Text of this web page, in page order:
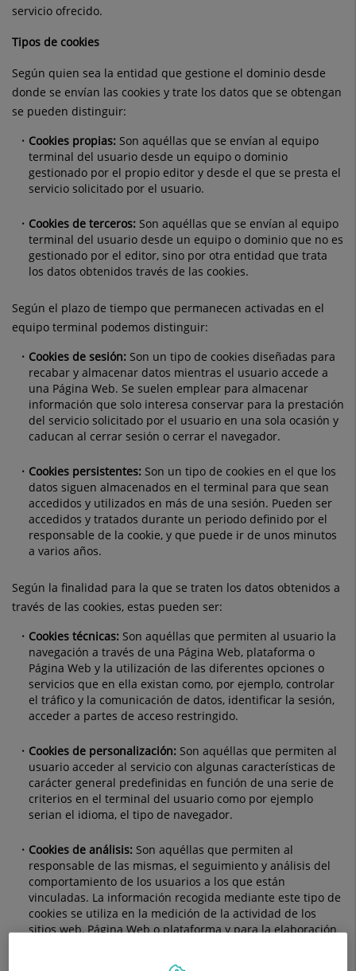
servicio ofrecido.
Tipos de cookies
Según quien sea la entidad que gestione el dominio desde
donde se envían las cookies y trate los datos que se obtengan
se pueden distinguir:
Cookies propias: Son aquéllas que se envían al equipo
terminal del usuario desde un equipo o dominio
gestionado por el propio editor y desde el que se presta el
servicio solicitado por el usuario.
Cookies de terceros: Son aquéllas que se envían al equipo
terminal del usuario desde un equipo o dominio que no es
gestionado por el editor, sino por otra entidad que trata
los datos obtenidos través de las cookies.
Según el plazo de tiempo que permanecen activadas en el
equipo terminal podemos distinguir:
Cookies de sesión: Son un tipo de cookies diseñadas para
recabar y almacenar datos mientras el usuario accede a
una Página Web. Se suelen emplear para almacenar
información que solo interesa conservar para la prestación
del servicio solicitado por el usuario en una sola ocasión y
caducan al cerrar sesión o cerrar el navegador.
Cookies persistentes: Son un tipo de cookies en el que los
datos siguen almacenados en el terminal para que sean
accedidos y utilizados en más de una sesión. Pueden ser
accedidos y tratados durante un periodo definido por el
responsable de la cookie, y que puede ir de unos minutos
a varios años.
Según la finalidad para la que se traten los datos obtenidos a
través de las cookies, estas pueden ser:
Cookies técnicas: Son aquéllas que permiten al usuario la
navegación a través de una Página Web, plataforma o
Página Web y la utilización de las diferentes opciones o
servicios que en ella existan como, por ejemplo, controlar
el tráfico y la comunicación de datos, identificar la sesión,
acceder a partes de acceso restringido.
Cookies de personalización: Son aquéllas que permiten al
usuario acceder al servicio con algunas características de
carácter general predefinidas en función de una serie de
criterios en el terminal del usuario como por ejemplo
serian el idioma, el tipo de navegador.
Cookies de análisis: Son aquéllas que permiten al
responsable de las mismas, el seguimiento y análisis del
comportamiento de los usuarios a los que están
vinculadas. La información recogida mediante este tipo de
cookies se utiliza en la medición de la actividad de los
sitios web, Página Web o plataforma y para la elaboración